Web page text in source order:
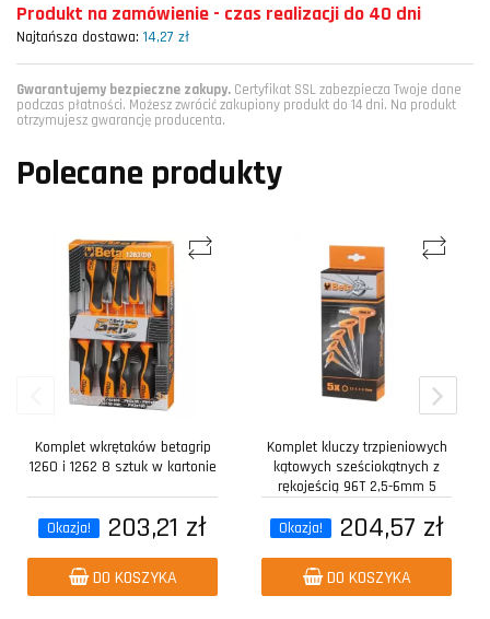
Produkt na zamówienie - czas realizacji do 40 dni
Najtańsza dostawa: 14,27 zł
Gwarantujemy bezpieczne zakupy. Certyfikat SSL zabezpiecza Twoje dane
podczas płatności. Możesz zwrócić zakupiony produkt do 14 dni. Na produkt
otrzymujesz gwarancję producenta.
Polecane produkty
Komplet wkrętaków betagrip
1260 i 1262 8 sztuk w kartonie
Okazja! 203,21 zł
DO KOSZYKA
Komplet kluczy trzpieniowych
kątowych sześciokątnych z
rękojeścią 96T 2,5-6mm 5
Okazja!
204,57 zł
DO KOSZYKA